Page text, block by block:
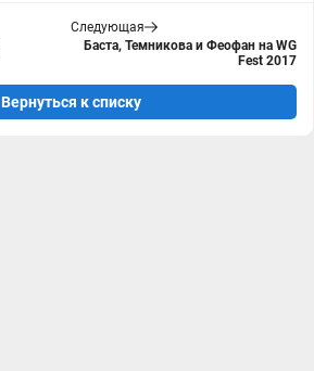
Следующая
Баста, Темникова и Феофан на WG
Fest 2017
Вернуться к списку